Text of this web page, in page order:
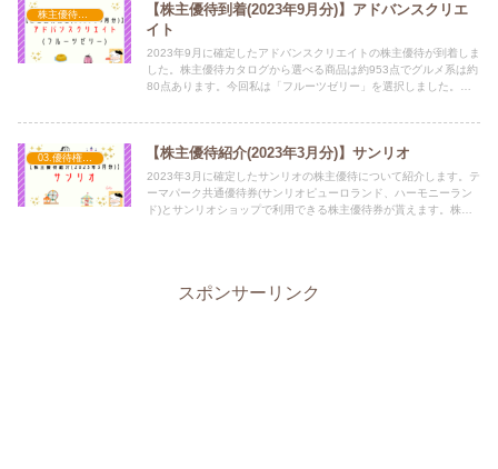
株主優待商品紹介
【株主優待到着(2023年9月分)】アドバンスクリエ
イト
2023年9月に確定したアドバンスクリエイトの株主優待が到着しま
した。株主優待カタログから選べる商品は約953点でグルメ系は約
80点あります。今回私は「フルーツゼリー」を選択しました。写
【株主優待紹介(2023年3月分)】サンリオ
2023年3月に確定したサンリオの株主優待について紹介します。テ
ーマパーク共通優待券(サンリオピューロランド、ハーモニーラン
ド)とサンリオショップで利用できる株主優待券が貰えます。株主
スポンサーリンク